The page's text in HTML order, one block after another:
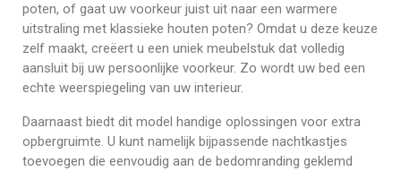
poten, of gaat uw voorkeur juist uit naar een warmere
uitstraling met klassieke houten poten? Omdat u deze keuze
zelf maakt, creëert u een uniek meubelstuk dat volledig
aansluit bij uw persoonlijke voorkeur. Zo wordt uw bed een
echte weerspiegeling van uw interieur.
Daarnaast biedt dit model handige oplossingen voor extra
opbergruimte. U kunt namelijk bijpassende nachtkastjes
toevoegen die eenvoudig aan de bedomranding geklemd